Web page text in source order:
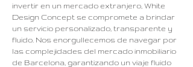
invertir en un mercado extranjero, White
Design Concept se compromete a brindar
un servicio personalizado, transparente y
fluido. Nos enorgullecemos de navegar por
las complejidades del mercado inmobiliario
de Barcelona, ​​garantizando un viaje fluido